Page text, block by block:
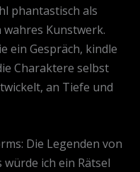
phantastisch als
Kunstwerk.
ein Gespräch, kindle
Charaktere selbst
an Tiefe und
Die Legenden von
ich ein Rätsel